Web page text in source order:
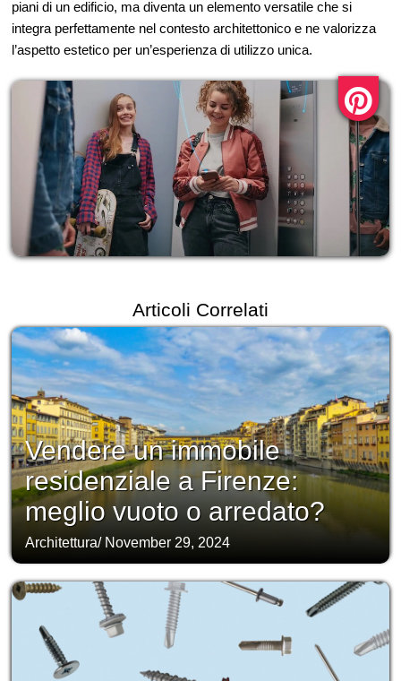
piani di un edificio, ma diventa un elemento versatile che si
integra perfettamente nel contesto architettonico e ne valorizza
l’aspetto estetico per un’esperienza di utilizzo unica.
Articoli Correlati
Vendere un immobile
residenziale a Firenze:
meglio vuoto o arredato?
Architettura/ November 29, 2024